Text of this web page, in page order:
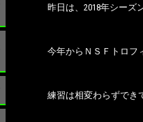
昨日は、2018年シーズ
今年からＮＳＦトロフ
練習は相変わらずでき